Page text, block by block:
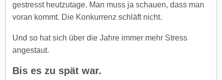
gestresst heutzutage. Man muss ja schauen, dass man
voran kommt. Die Konkurrenz schläft nicht.
Und so hat sich über die Jahre immer mehr Stress
angestaut.
Bis es zu spät war.